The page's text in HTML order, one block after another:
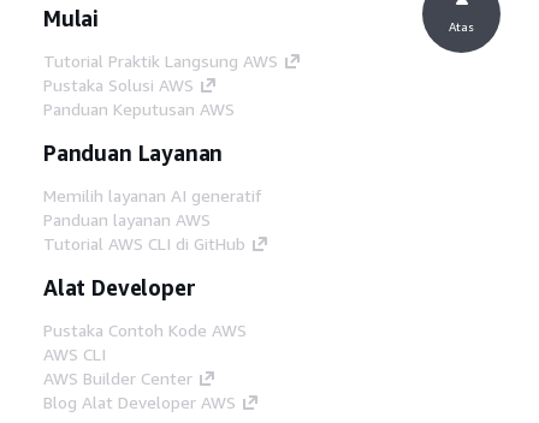
Mulai
Tutorial Praktik Langsung AWS
Pustaka Solusi AWS
Panduan Keputusan AWS
Panduan Layanan
Memilih layanan AI generatif
Panduan layanan AWS
Tutorial AWS CLI di GitHub
Alat Developer
Pustaka Contoh Kode AWS
AWS CLI
AWS Builder Center
Blog Alat Developer AWS
Atas